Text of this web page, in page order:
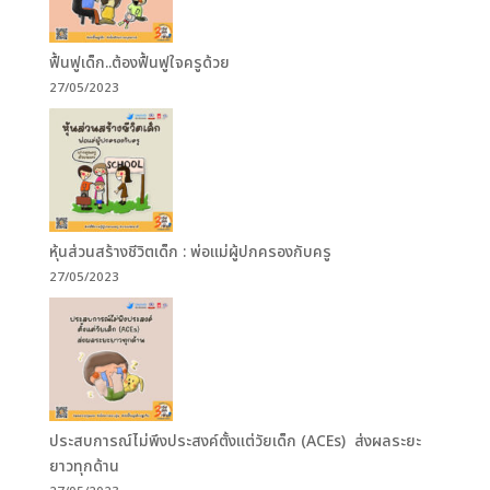
ฟื้นฟูเด็ก..ต้องฟื้นฟูใจครูด้วย
27/05/2023
หุ้นส่วนสร้างชีวิตเด็ก : พ่อแม่ผู้ปกครองกับครู
27/05/2023
ประสบการณ์ไม่พึงประสงค์ตั้งแต่วัยเด็ก (ACEs) ส่งผลระยะ
ยาวทุกด้าน